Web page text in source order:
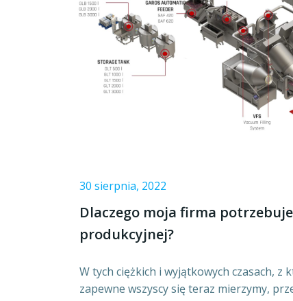
30 sierpnia, 2022
Dlaczego moja firma
produkcyjnej?
W tych ciężkich i wyjątkowych czasach, z
zapewne wszyscy się teraz mierzymy,